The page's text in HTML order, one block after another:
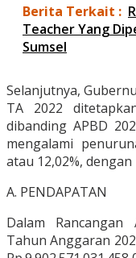
Berita Terkait :
Teacher Yang
Sumsel
Selanjutnya,
TA 2022 ditetapkan
dibanding APBD
mengalami
atau 12,02%,
A. PENDAPATAN
Dalam Rancangan
Tahun Anggaran